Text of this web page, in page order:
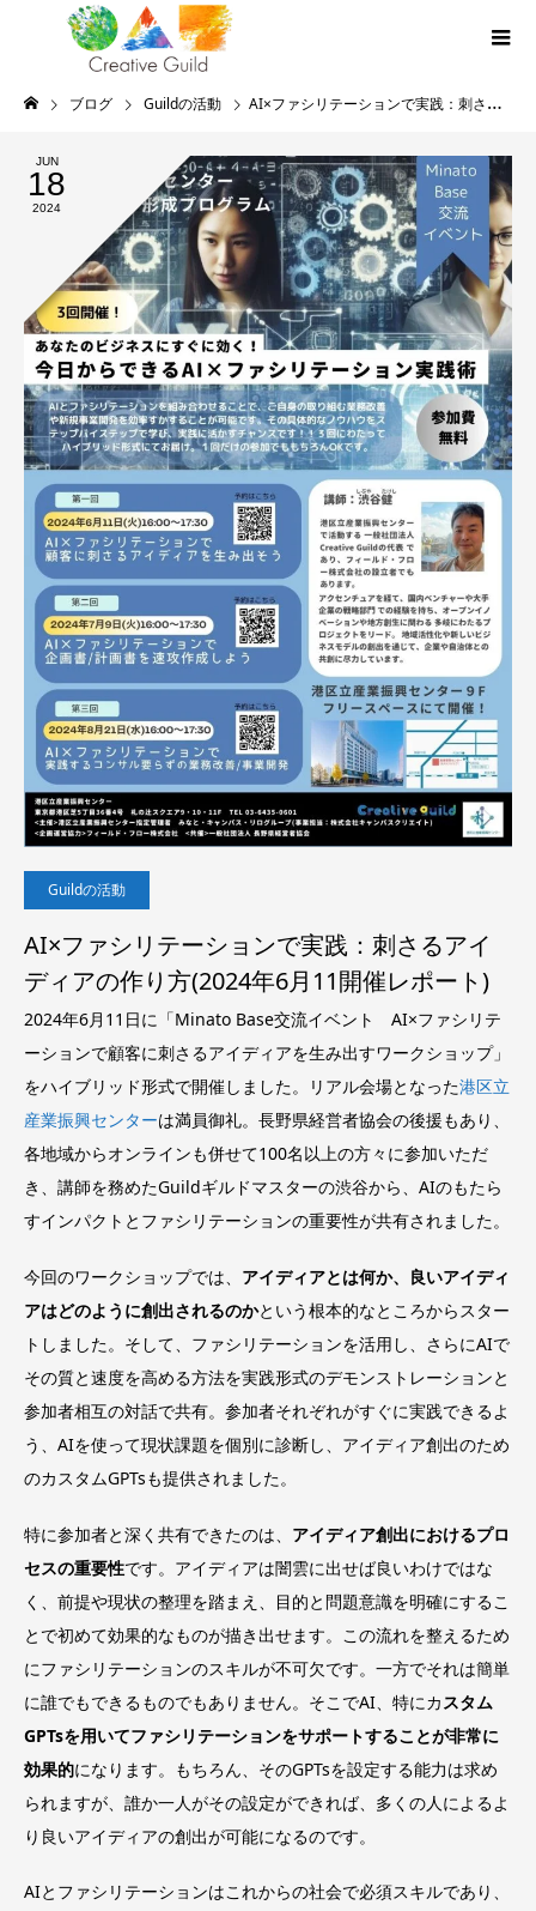
ブログ Guildの活動 AI×ファシリテーションで実践：刺さるアイディアの作り方(2024年6月11開催レポート)
JUN
18
2024
Guildの活動
AI×ファシリテーションで実践：刺さるアイ
ディアの作り方(2024年6月11開催レポート)
2024年6月11日に「Minato Base交流イベント AI×ファシリテ
ーションで顧客に刺さるアイディアを生み出すワークショップ」
をハイブリッド形式で開催しました。リアル会場となった港区立
産業振興センターは満員御礼。長野県経営者協会の後援もあり、
各地域からオンラインも併せて100名以上の方々に参加いただ
き、講師を務めたGuildギルドマスターの渋谷から、AIのもたら
すインパクトとファシリテーションの重要性が共有されました。
今回のワークショップでは、 アイディアとは何か、良いアイディ
アはどのように創出されるのかという根本的なところからスター
トしました。そして、ファシリテーションを活用し、さらにAIで
その質と速度を高める方法を実践形式のデモンストレーションと
参加者相互の対話で共有。参加者それぞれがすぐに実践できるよ
う、AIを使って現状課題を個別に診断し、アイディア創出のため
のカスタムGPTsも提供されました。
特に参加者と深く共有できたのは、 アイディア創出におけるプロ
セスの重要性です。アイディアは闇雲に出せば良いわけではな
く、前提や現状の整理を踏まえ、目的と問題意識を明確にするこ
とで初めて効果的なものが描き出せます。この流れを整えるため
にファシリテーションのスキルが不可欠です。一方でそれは簡単
に誰でもできるものでもありません。そこでAI、特にカ スタム
GPTsを用いてファシリテーションをサポートすることが非常に
効果的になります。もちろん、そのGPTsを設定する能力は求め
られますが、誰か一人がその設定ができれば、多くの人によるよ
り良いアイディアの創出が可能になるのです。
AIとファシリテーションはこれからの社会で必須スキルであり、